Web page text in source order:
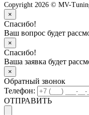
Copyright 2026 © MV-
×
Спасибо!
Ваш вопрос будет
×
Спасибо!
Ваша заявка будет
×
Обратный звонок
Телефон:
ОТПРАВИТЬ